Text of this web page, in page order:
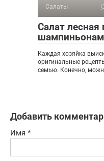
Салаты
Салат лесная
Каждая хозяйка
оригинальные
семью. Конечно,
Добавить
Имя *